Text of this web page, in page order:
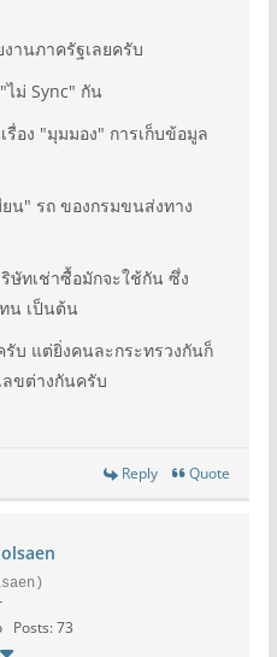
านภาครัฐเลยครับ
ม่ Sync" กัน
อง "มุมมอง" การเก็บข้อมูล
น" รถ ของกรมขนส่งทาง
ษัทเช่าซื้อมักจะใช้กัน ซึ่ง
น เป็นต้น
บ แต่ยิ่งคนละกระทรวงกันก็
ลขต่างกันครับ
Reply Quote
Posts: 73